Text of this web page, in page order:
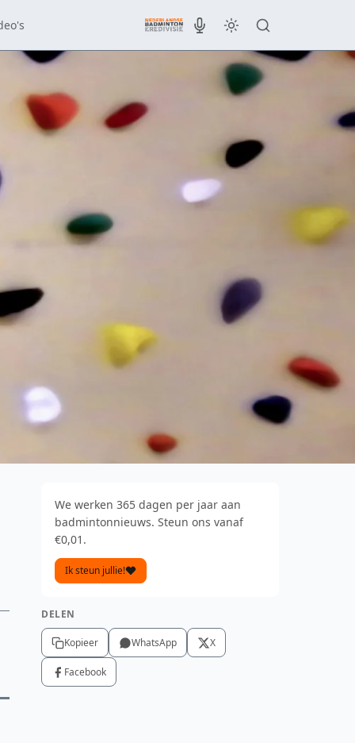
We werken 365 dagen per jaar aan
badmintonnieuws. Steun ons vanaf
€0,01.
Ik steun jullie!
DELEN
Kopieer WhatsApp X
Facebook